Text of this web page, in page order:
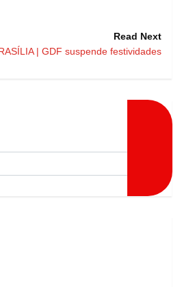
Read Next
| GDF suspende festividades